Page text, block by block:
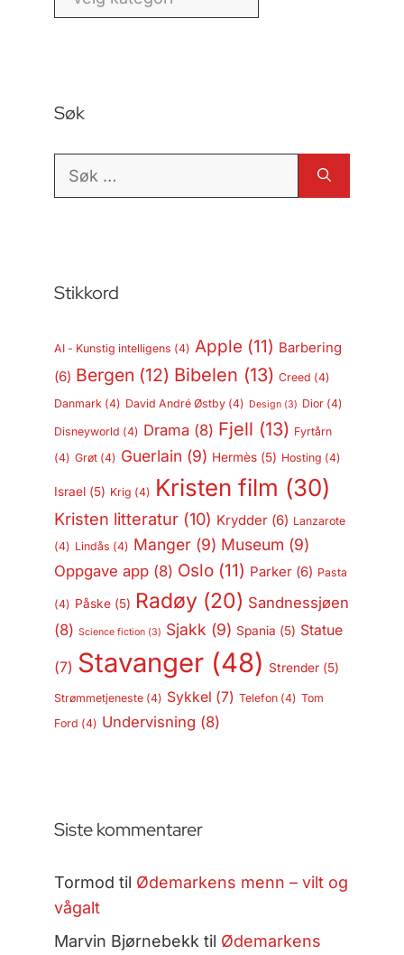
Søk
Søk
Stikkord
AI - Kunstig intelligens (4) Apple (11) Barbering
(6) Bergen (12) Bibelen (13) Creed (4)
Danmark (4) David André Østby(4) Design(3) Dior(4)
Disneyworld (4) Drama (8) Fjell (13) Fyrtårn
(4) Grøt(4) Guerlain (9) Hermès(5) Hosting (4)
Israel(5) Krig (4) Kristen film (30)
Kristen litteratur(10) Krydder(6) Lanzarote
(4) Lindås (4) Manger(9) Museum (9)
Oppgave app(8) Oslo(11) Parker(6) Pasta
(4) Påske(5) Radøy(20) Sandnessjøen
(8) Science fiction(3) Sjakk (9) Spania (5) Statue
(7) Stavanger(48) Strender(5)
Strømmetjeneste(4) Sykkel (7) Telefon(4) Tom
Ford (4) Undervisning (8)
Siste kommentarer
Tormod til Ødemarkens menn – vilt og
vågalt
Marvin Bjørnebekk til Ødemarkens